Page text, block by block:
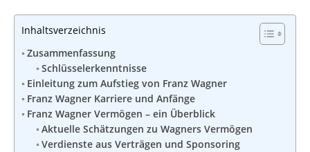
Inhaltsverzeichnis
Zusammenfassung
Schlüsselerkenntnisse
Einleitung zum Aufstieg von Franz Wagner
Franz Wagner Karriere und Anfänge
Franz Wagner Vermögen – ein Überblick
Aktuelle Schätzungen zu Wagners Vermögen
Verdienste aus Verträgen und Sponsoring